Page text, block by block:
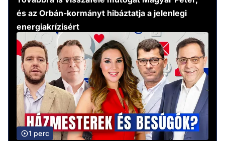
és az Orbán-kormányt hibáztatja a jelenlegi
energiakrízisért
1 perc